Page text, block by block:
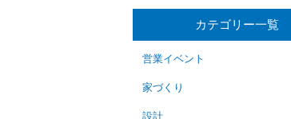
カテゴリー一覧
営業イベント
家づくり
設計